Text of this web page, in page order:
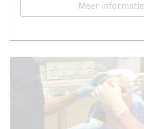
Meer informatie